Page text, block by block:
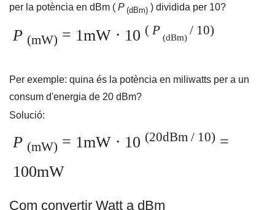
per la potència en dBm ( P (dBm) ) dividida per 10?
P (mW) = 1mW ⋅ 10 ( P (dBm) / 10)
Per exemple: quina és la potència en miliwatts per a un
consum d'energia de 20 dBm?
Solució:
P (mW) = 1mW ⋅ 10 (20dBm / 10) =
100mW
Com convertir Watt a dBm